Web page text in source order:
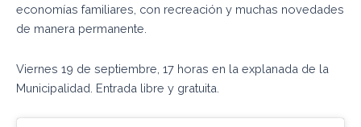
economías familiares, con recreación y muchas novedades
de manera permanente.
Viernes 19 de septiembre, 17 horas en la explanada de la
Municipalidad. Entrada libre y gratuita.